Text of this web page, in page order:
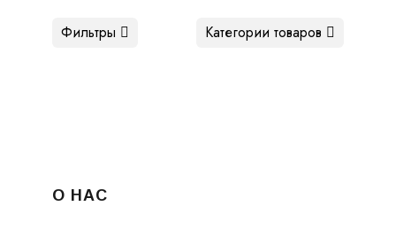
Категории товаров
Фильтры
О НАС